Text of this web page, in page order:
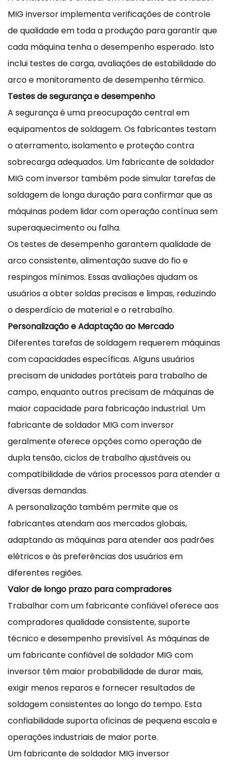
MIG inversor implementa verificações de controle
de qualidade em toda a produção para garantir que
cada máquina tenha o desempenho esperado. Isto
inclui testes de carga, avaliações de estabilidade do
arco e monitoramento de desempenho térmico.
Testes de segurança e desempenho
A segurança é uma preocupação central em
equipamentos de soldagem. Os fabricantes testam
o aterramento, isolamento e proteção contra
sobrecarga adequados. Um fabricante de soldador
MIG com inversor também pode simular tarefas de
soldagem de longa duração para confirmar que as
máquinas podem lidar com operação contínua sem
superaquecimento ou falha.
Os testes de desempenho garantem qualidade de
arco consistente, alimentação suave do fio e
respingos mínimos. Essas avaliações ajudam os
usuários a obter soldas precisas e limpas, reduzindo
o desperdício de material e o retrabalho.
Personalização e Adaptação ao Mercado
Diferentes tarefas de soldagem requerem máquinas
com capacidades específicas. Alguns usuários
precisam de unidades portáteis para trabalho de
campo, enquanto outros precisam de máquinas de
maior capacidade para fabricação industrial. Um
fabricante de soldador MIG com inversor
geralmente oferece opções como operação de
dupla tensão, ciclos de trabalho ajustáveis ​​ou
compatibilidade de vários processos para atender a
diversas demandas.
A personalização também permite que os
fabricantes atendam aos mercados globais,
adaptando as máquinas para atender aos padrões
elétricos e às preferências dos usuários em
diferentes regiões.
Valor de longo prazo para compradores
Trabalhar com um fabricante confiável oferece aos
compradores qualidade consistente, suporte
técnico e desempenho previsível. As máquinas de
um fabricante confiável de soldador MIG com
inversor têm maior probabilidade de durar mais,
exigir menos reparos e fornecer resultados de
soldagem consistentes ao longo do tempo. Esta
confiabilidade suporta oficinas de pequena escala e
operações industriais de maior porte.
Um fabricante de soldador MIG inversor